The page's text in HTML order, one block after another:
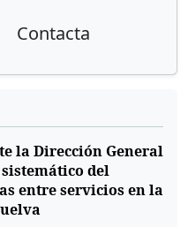
Contacta
la Dirección General
del
entre servicios en la